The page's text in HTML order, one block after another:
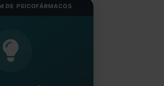
DE PSICOFÁRMACOS